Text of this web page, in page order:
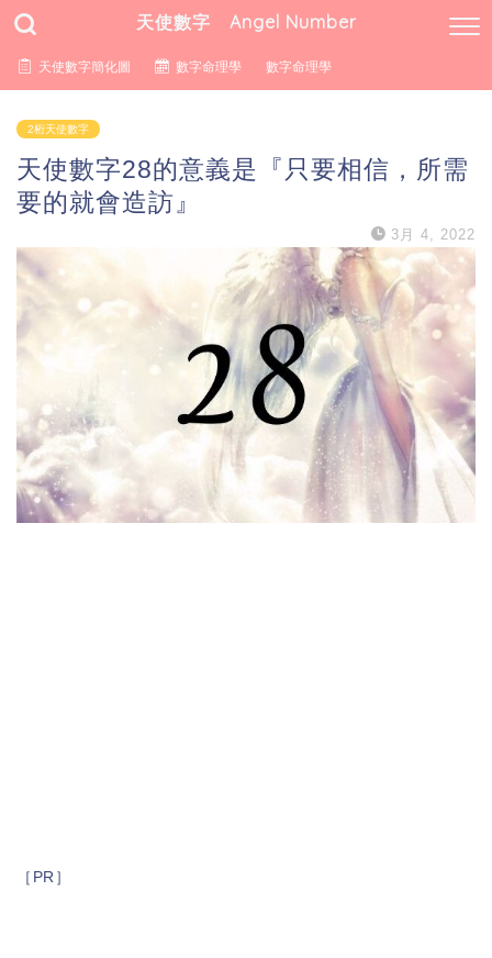
天使數字 Angel Number
天使數字簡化圖 數字命理學 數字命理學
2桁天使數字
天使數字28的意義是『只要相信，所需
要的就會造訪』
3月 4, 2022
［PR］